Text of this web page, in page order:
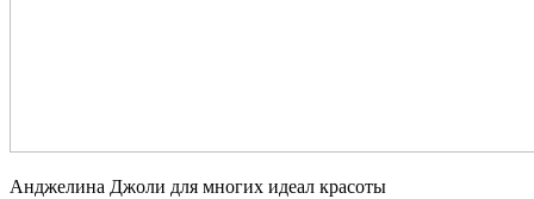
Анджелина Джоли для многих идеал красоты